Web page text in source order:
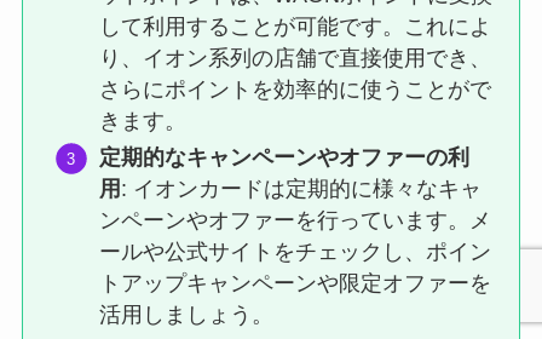
して利用することが可能です。これによ
り、イオン系列の店舗で直接使用でき、
さらにポイントを効率的に使うことがで
きます。
定期的なキャンペーンやオファーの利
用 : イオンカードは定期的に様々なキャ
ンペーンやオファーを行っています。メ
ールや公式サイトをチェックし、ポイン
トアップキャンペーンや限定オファーを
活用しましょう。